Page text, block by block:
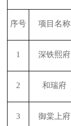
序号 项目名称
1 深铁熙府
2 和瑞府
3 御棠上府